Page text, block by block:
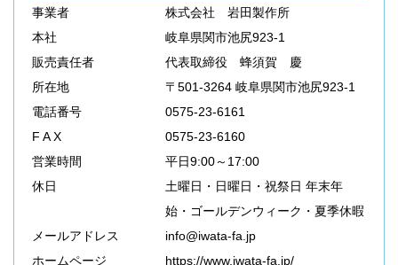
事業者
株式会社 岩田製作所
本社
岐阜県関市池尻923-1
販売責任者
代表取締役 蜂須賀 慶
所在地
〒501-3264 岐阜県関市池尻923-1
電話番号
0575-23-6161
F A X
0575-23-6160
営業時間
平日9:00～17:00
休日
土曜日・日曜日・祝祭日 年末年
始・ゴールデンウィーク・夏季休暇
メールアドレス
info@iwata-fa.jp
ホームページ
https://www.iwata-fa.jp/